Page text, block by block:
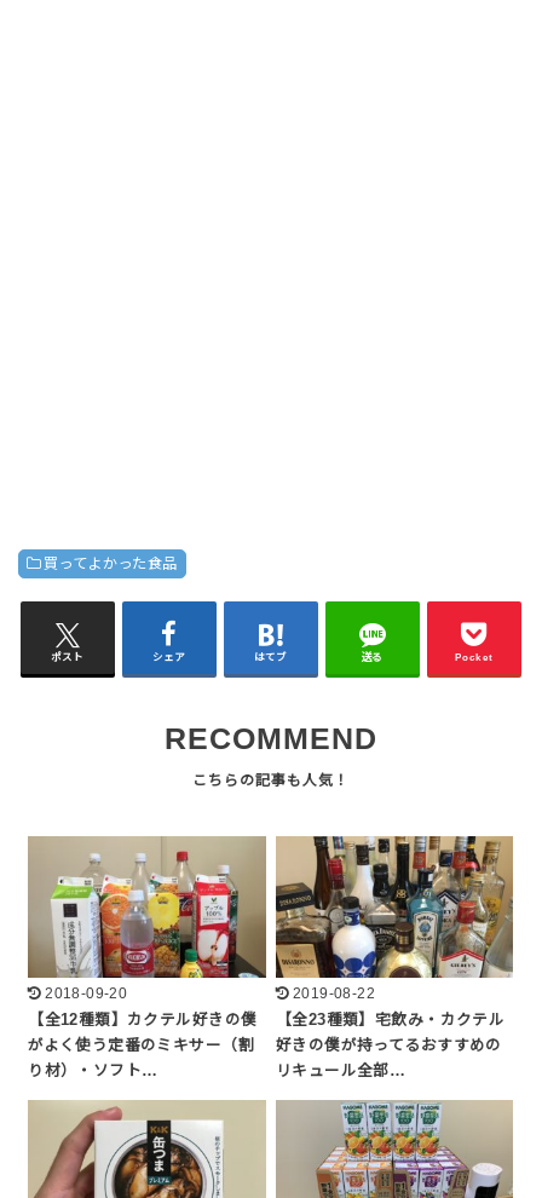
買ってよかった食品
ポスト シェア はてブ 送る Pocket
RECOMMEND
2018-09-20
【全12種類】カクテル好きの僕
がよく使う定番のミキサー（割
り材）・ソフト…
2019-08-22
【全23種類】宅飲み・カクテル
好きの僕が持ってるおすすめの
リキュール全部…